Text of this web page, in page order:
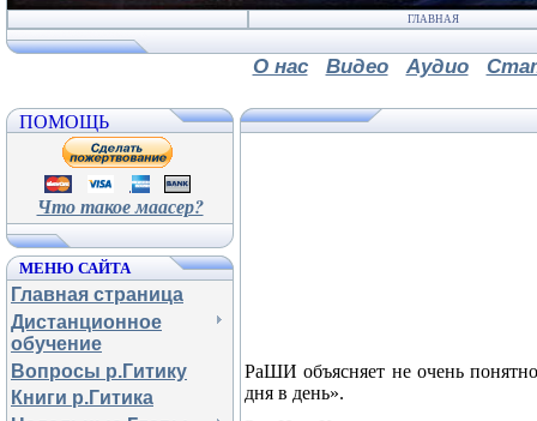
ГЛАВНАЯ
О нас Видео Аудио
ПОМОЩЬ
Что такое маасер?
МЕНЮ САЙТА
Главная страница
Дистанционное
обучение
Вопросы р.Гитику
Книги р.Гитика
РаШИ объясняет не очень
дня в день».